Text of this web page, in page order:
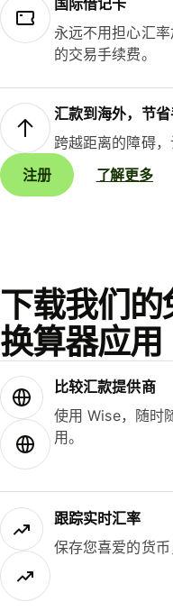
国际借记卡
永远不用担心汇
的交易手续费。
汇款到海外，节
跨越距离的障碍，
注册
了解更多
下载我们
换算器应用
比较汇款提供商
使用 Wise，随时
用。
跟踪实时汇率
保存您喜爱的货币